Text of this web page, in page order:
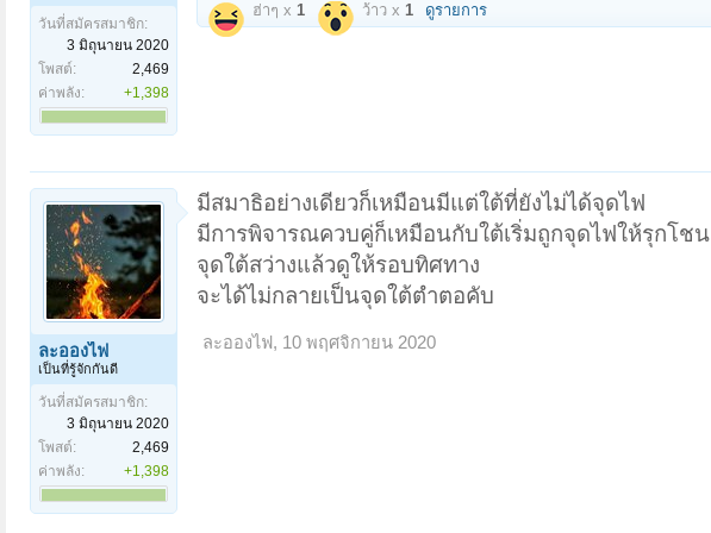
วันที่สมัครสมาชิก:
3 มิถุนายน 2020
โพสต์:
2,469
ค่าพลัง:
+1,398
ฮ่าๆ x 1 ว้าว x 1 ดูรายการ
ละอองไฟ
เป็นที่รู้จักกันดี
วันที่สมัครสมาชิก:
3 มิถุนายน 2020
โพสต์:
2,469
ค่าพลัง:
+1,398
มีสมาธิอย่างเดียวก็เหมือนมีแต่ใต้ที่ยังไม่ได้จุดไฟ
มีการพิจารณควบคู่ก็เหมือนกับใต้เริ่มถูกจุดไฟให้รุกโชน
จุดใต้สว่างแล้วดูให้รอบทิศทาง
จะได้ไม่กลายเป็นจุดใต้ตำตอคับ
ละอองไฟ, 10 พฤศจิกายน 2020